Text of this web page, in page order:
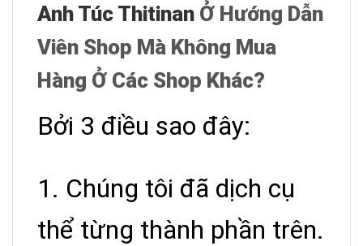
Anh Túc Thitinan Ở Hướng Dẫn
Viên Shop Mà Không Mua
Hàng Ở Các Shop Khác?
Bởi 3 điều sao đây:
1. Chúng tôi đã dịch cụ
thể từng thành phần trên.